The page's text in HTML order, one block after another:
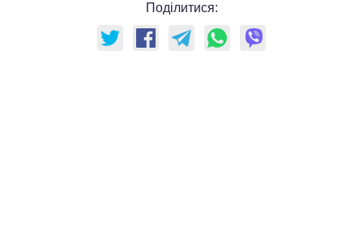
Поділитися: